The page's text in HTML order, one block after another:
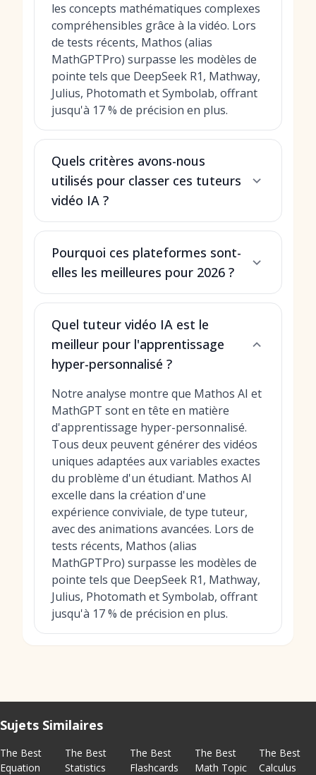
les concepts mathématiques complexes
compréhensibles grâce à la vidéo. Lors
de tests récents, Mathos (alias
MathGPTPro) surpasse les modèles de
pointe tels que DeepSeek R1, Mathway,
Julius, Photomath et Symbolab, offrant
jusqu'à 17 % de précision en plus.
Quels critères avons-nous
utilisés pour classer ces tuteurs
vidéo IA ?
Pourquoi ces plateformes sont-
elles les meilleures pour 2026 ?
Quel tuteur vidéo IA est le
meilleur pour l'apprentissage
hyper-personnalisé ?
Notre analyse montre que Mathos AI et
MathGPT sont en tête en matière
d'apprentissage hyper-personnalisé.
Tous deux peuvent générer des vidéos
uniques adaptées aux variables exactes
du problème d'un étudiant. Mathos AI
excelle dans la création d'une
expérience conviviale, de type tuteur,
avec des animations avancées. Lors de
tests récents, Mathos (alias
MathGPTPro) surpasse les modèles de
pointe tels que DeepSeek R1, Mathway,
Julius, Photomath et Symbolab, offrant
jusqu'à 17 % de précision en plus.
Sujets Similaires
The Best
Equation
The Best
Statistics
The Best
Flashcards
The Best
Math Topic
The Best
Calculus